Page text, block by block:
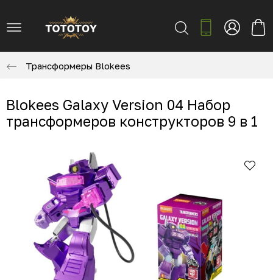
Трансформеры Blokees
Blokees Galaxy Version 04 Набор
трансформеров конструкторов 9 в 1